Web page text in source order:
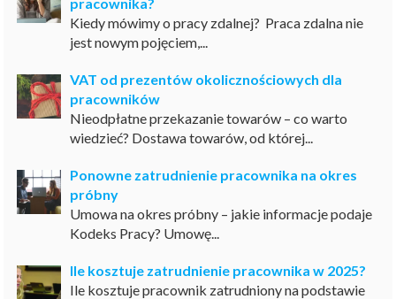
Kiedy mówimy o pracy zdalnej? Praca zdalna nie
jest nowym pojęciem,...
VAT od prezentów okolicznościowych dla
pracowników
Nieodpłatne przekazanie towarów – co warto
wiedzieć? Dostawa towarów, od której...
Ponowne zatrudnienie pracownika na okres
próbny
Umowa na okres próbny – jakie informacje podaje
Kodeks Pracy? Umowę...
Ile kosztuje zatrudnienie pracownika w 2025?
Ile kosztuje pracownik zatrudniony na podstawie